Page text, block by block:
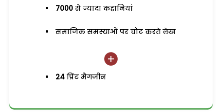
7000 से ज्यादा कहानियां
समाजिक समस्याओं पर चोट करते लेख
24 प्रिंट मैगजीन